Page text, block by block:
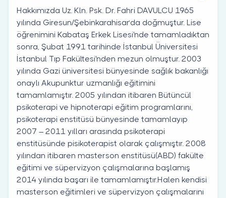
Hakkımızda Uz. Kln. Psk. Dr. Fahri DAVULCU 1965
yılında Giresun/Şebinkarahisar‘da doğmuştur. Lise
öğrenimini Kabataş Erkek Lisesi'nde tamamladıktan
sonra, Şubat 1991 tarihinde İstanbul Üniversitesi
İstanbul Tıp Fakültesi'nden mezun olmuştur. 2003
yılında Gazi üniversitesi bünyesinde sağlık bakanlığı
onaylı Akupunktur uzmanlığı eğitimini
tamamlamıştır. 2005 yılından itibaren Bütüncül
psikoterapi ve hipnoterapi eğitim programlarını,
psikoterapi enstitüsü bünyesinde tamamlayıp
2007 – 2011 yılları arasında psikoterapi
enstitüsünde pisikoterapist olarak çalışmıştır. 2008
yılından itibaren masterson enstitüsü(ABD) fakülte
eğitimi ve süpervizyon çalışmalarına başlamış
2014 yılında başarı ile tamamlamıştır.Halen kendisi
masterson eğitimleri ve süpervizyon çalışmalarını